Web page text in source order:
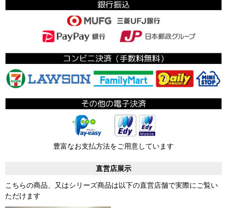
豊富なお支払方法をご用意しています
直営店展示
こちらの商品、又はシリーズ商品は以下の直営店舗で実際にご覧い
ただけます